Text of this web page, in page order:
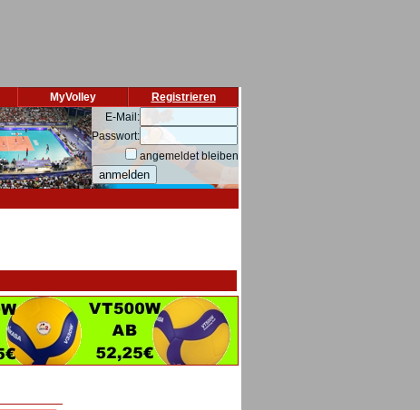
Registrieren
MyVolley
E-Mail:
Passwort:
angemeldet bleiben